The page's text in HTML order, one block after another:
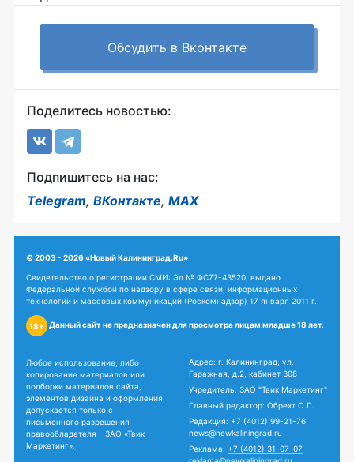
Обсудить в Вконтакте
Поделитесь новостью:
Подпишитесь на нас:
Telegram, ВКонтакте, MAX
© 2003 - 2026 «Новый Калининград.Ru»
Свидетельство о регистрации СМИ: Эл № ФС77-43520, выдано
Федеральной службой по надзору в сфере связи, информационных
технологий и массовых коммуникаций (Роскомнадзор) 17 января 2011 г.
18+ Данный сайт не предназначен для просмотра лицам младше 18 лет.
Любое использование, либо
копирование материалов или
подборки материалов сайта,
элементов дизайна и оформления
допускается только с
письменного разрешения
правообладателя - ЗАО «Твик
Маркетинг».
Адрес: г. Калининград, ул.
Гаражная, д.2, кабинет 308
Учредитель: ЗАО "Твик Маркетинг"
Главный редактор: Обрехт О.Г.
Редакция: +7 (4012) 99-21-76
news@newkaliningrad.ru
Реклама: +7 (4012) 31-07-07